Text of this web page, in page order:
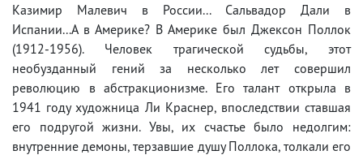
Казимир Малевич в России... Сальвадор Дали в
Испании...А в Америке? В Америке был Джексон Поллок
(1912-1956). Человек трагической судьбы, этот
необузданный гений за несколько лет совершил
революцию в абстракционизме. Его талант открыла в
1941 году художница Ли Краснер, впоследствии ставшая
его подругой жизни. Увы, их счастье было недолгим:
внутренние демоны, терзавшие душу Поллока, толкали его